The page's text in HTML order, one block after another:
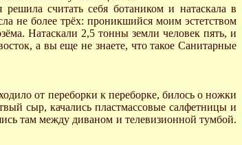
считать себя ботаником и натаскала в
не более трёх: проникшийся моим эстетством
Натаскали 2,5 тонны земли человек пять, и
а вы еще не знаете, что такое Санитарные
от переборки к переборке, билось о ножки
сыр, качались пластмассовые салфетницы и
там между диваном и телевизионной тумбой.